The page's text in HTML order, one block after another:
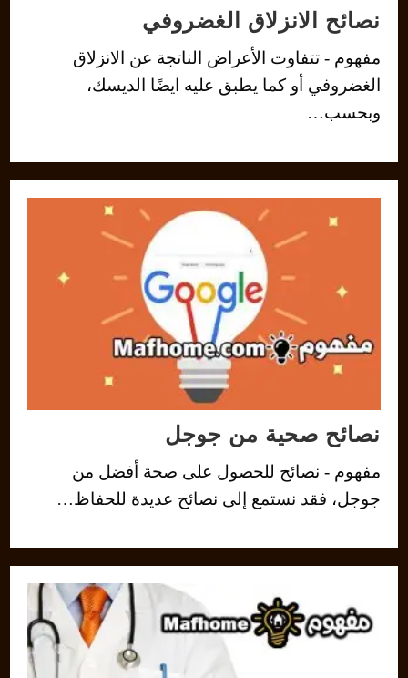
نصائح الانزلاق الغضروفي
مفهوم - تتفاوت الأعراض الناتجة عن الانزلاق
الغضروفي أو كما يطبق عليه ايضًا الديسك،
وبحسب…
نصائح صحية من جوجل
مفهوم - نصائح للحصول على صحة أفضل من
جوجل، فقد نستمع إلى نصائح عديدة للحفاظ…